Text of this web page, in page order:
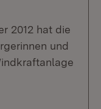
2012 hat die
und